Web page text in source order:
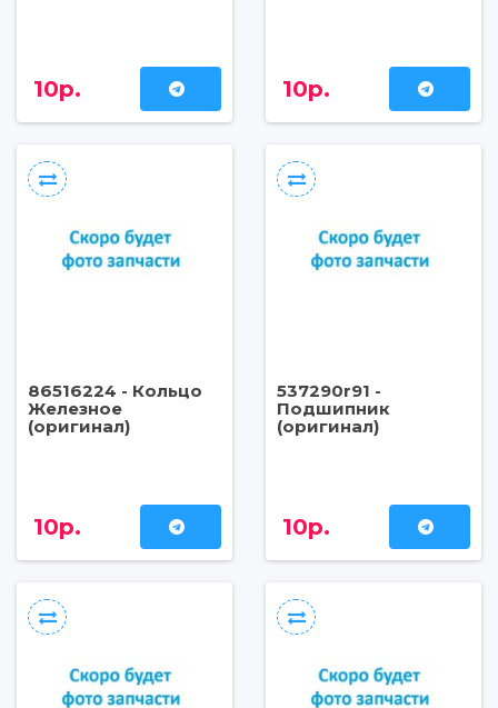
10р. 10р.
86516224 - Кольцо
Железное
(оригинал)
10р.
537290r91 -
Подшипник
(оригинал)
10р.